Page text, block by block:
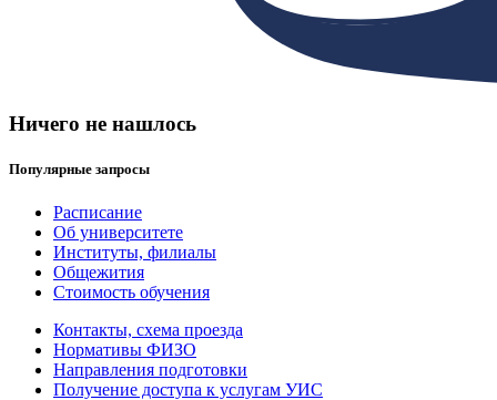
Ничего не нашлось
Популярные запросы
Расписание
Об университете
Институты, филиалы
Общежития
Стоимость обучения
Контакты, схема проезда
Нормативы ФИЗО
Направления подготовки
Получение доступа к услугам УИС